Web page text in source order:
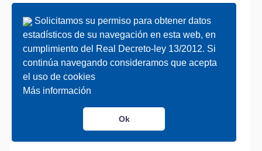
Solicitamos su permiso para obtener datos
estadísticos de su navegación en esta web, en
cumplimiento del Real Decreto-ley 13/2012. Si
continúa navegando consideramos que acepta
el uso de cookies
Más información
Ok
Solicitamos su permiso para obtener datos
estadísticos de su navegación en esta web, en
cumplimiento del Real Decreto-ley 13/2012. Si
continúa navegando consideramos que acepta
el uso de cookies
Más información
Ok